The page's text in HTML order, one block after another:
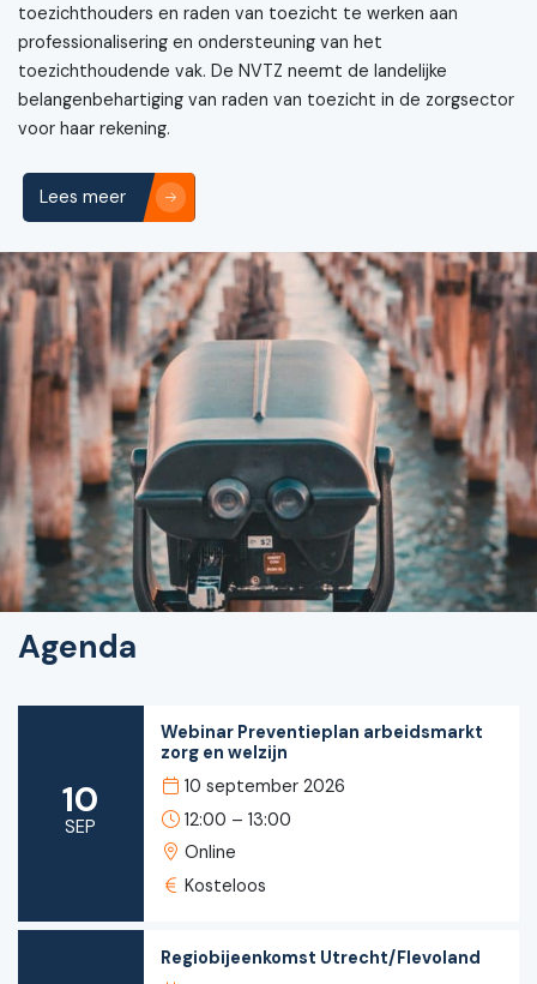
toezichthouders en raden van toezicht te werken aan
professionalisering en ondersteuning van het
toezichthoudende vak. De NVTZ neemt de landelijke
belangenbehartiging van raden van toezicht in de zorgsector
voor haar rekening.
Lees meer
Agenda
10
SEP
Webinar Preventieplan arbeidsmarkt
zorg en welzijn
10 september 2026
12:00 – 13:00
Online
Kosteloos
Regiobijeenkomst Utrecht/Flevoland